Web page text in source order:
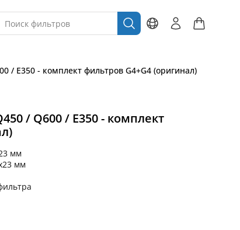
/ E350 - комплект фильтров G4+G4 (оригинал)
/ Q600 / E350 - комплект
мм
мм